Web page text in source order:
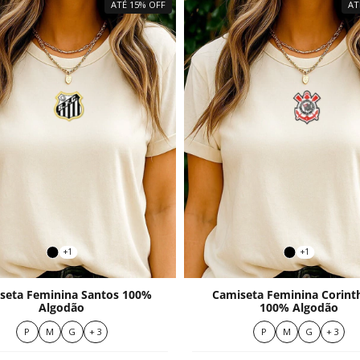
ATÉ 15% OFF
+1
Feminina Santos 100%
Algodão
P M G + 3
+1
Camiseta Feminina
100% Algodão
P M G + 3